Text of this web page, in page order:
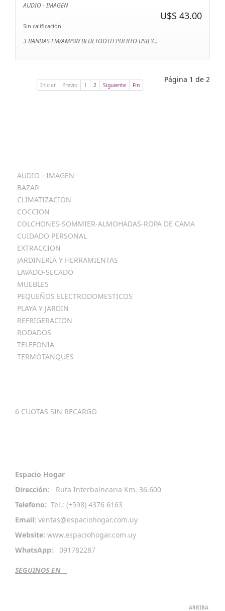
AUDIO - IMAGEN
U$S 43.00
Sin calificación
3 BANDAS FM/AM/SW BLUETOOTH PUERTO USB Y...
Iniciar Previo 1 2 Siguiente Fin
Página 1 de 2
AUDIO - IMAGEN
BAZAR
CLIMATIZACION
COCCION
COLCHONES-SOMMIER-ALMOHADAS-ROPA DE CAMA
CUIDADO PERSONAL
EXTRACCION
JARDINERIA Y HERRAMIENTAS
LAVADO-SECADO
MUEBLES
PEQUEÑOS ELECTRODOMESTICOS
PLAYA Y JARDIN
REFRIGERACION
RODADOS
TELEFONIA
TERMOTANQUES
6 CUOTAS SIN RECARGO
Espacio Hogar
Dirección: - Ruta Interbalnearia Km. 36.600
Telefono: Tel.: (+598) 4376 6163
Email: ventas@espaciohogar.com.uy
Website: www.espaciohogar.com.uy
WhatsApp: 091782287
SEGUINOS EN
ARRIBA